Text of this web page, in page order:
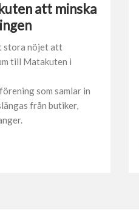
att minska
stora nöjet att
till Matakuten i
som samlar in
från butiker,